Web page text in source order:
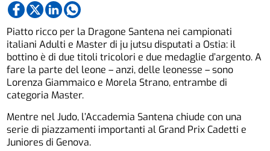
Piatto ricco per la Dragone Santena nei campionati
italiani Adulti e Master di ju jutsu disputati a Ostia: il
bottino è di due titoli tricolori e due medaglie d’argento. A
fare la parte del leone – anzi, delle leonesse – sono
Lorenza Giammaico e Morela Strano, entrambe di
categoria Master.
Mentre nel Judo, l’Accademia Santena chiude con una
serie di piazzamenti importanti al Grand Prix Cadetti e
Juniores di Genova.